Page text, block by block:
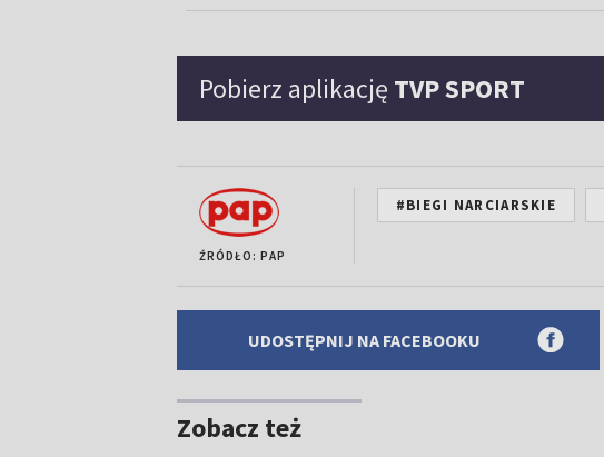
Pobierz aplikację TVP SPORT
ŹRÓDŁO: PAP
#BIEGI NARCIARSKIE
UDOSTĘPNIJ NA FACEBOOKU
Zobacz też